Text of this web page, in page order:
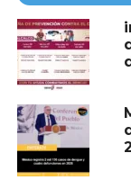
TEMAS
A CONTINUACIÓN
Comalcalco
informe de
NO TE PIERDAS
Tecolutilla se